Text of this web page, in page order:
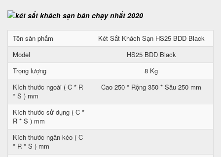
Tên sản phẩm
Két Sắt Khách Sạn HS25 BDD Black
Model
HS25 BDD Black
Trọng lượng
8 Kg
Kích thước ngoài ( C * R
* S ) mm
Cao 250 * Rộng 350 * Sâu 250 mm
Kích thước sử dụng ( C *
R * S ) mm
Kích thước ngăn kéo ( C
* R * S ) mm